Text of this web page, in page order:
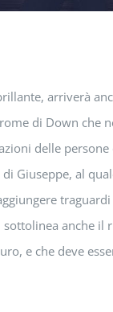
arriverà
di Down che
delle
Giuseppe, al
sottolinea anche
e che deve